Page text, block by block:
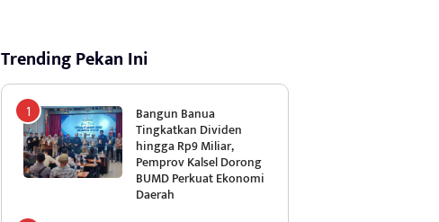
Trending Pekan Ini
Bangun Banua
Tingkatkan Dividen
hingga Rp9 Miliar,
Pemprov Kalsel Dorong
BUMD Perkuat Ekonomi
Daerah